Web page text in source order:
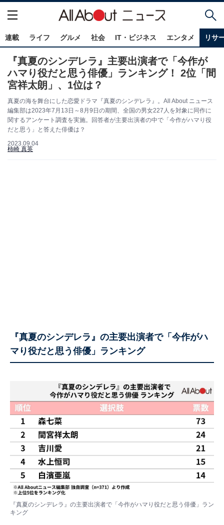
連載 ライフ グルメ 社会 IT・ビジネス エンタメ リサ
『真夏のシンデレラ』主要出演者で「今作が
ハマり役だと思う俳優」ランキング！ 2位「間
宮祥太朗」、1位は？
真夏の海を舞台にした恋愛ドラマ『真夏のシンデレラ』。All About ニュース
編集部は2023年7月13日～8月9日の期間、全国の男女227人を対象に同作に
関するアンケート調査を実施。回答者が主要出演者の中で「今作がハマり役
だと思う」と答えた俳優は？
2023.09.04
柿崎 真英
『真夏のシンデレラ』の主要出演者で「今作がハ
マり役だと思う俳優」ランキング
『真夏のシンデレラ』の主要出演者で「今作がハマり役だと思う俳優」ラン
キング